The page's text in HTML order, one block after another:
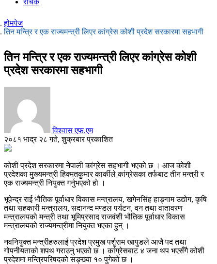
रोचक
होमपेज
तिन मन्त्रि र एक राज्यमन्त्री लिएर कांग्रेस कोशी प्रदेश सरकारमा सहभागी
तिन मन्त्रि र एक राज्यमन्त्री लिएर कांग्रेस कोशी
प्रदेश सरकारमा सहभागी
विश्वास एफ.एम
२०८१ भाद्र २८ गते, शुक्रबार प्रकाशित
कोशी प्रदेश सरकारमा नेपाली कांग्रेस सहभागी भएको छ । आज कोशी
प्रदेशका मुख्यमन्त्री हिक्मतकुमार कार्कीले कांग्रेसका तर्फबाट तीन मन्त्री र
एक राज्यमन्त्री नियुक्त गर्नुभएको हो ।
भूपेन्द्र राई भौतिक पूर्वाधार विकास मन्त्रालय, खगेनसिंह हाङ्गाम उद्योग, कृषि
तथा सहकारी मन्त्रालय, सदानन्द मण्डल पर्यटन, वन तथा वातावरण
मन्त्रालयको मन्त्री तथा भूमिप्रसाद राजवंशी भौतिक पूर्वाधार विकास
मन्त्रालयको राज्यमन्त्रीमा नियुक्त भएका हुन् ।
नवनियुक्त मन्त्रीहरुलाई प्रदेश प्रमुख पर्शुराम खापुङले आजै पद तथा
गोपनीयताको शपथ गराउनु भएको छ । कांग्रेसबाट ४ जना थप भएसँगै कोशी
प्रदेशमा मन्त्रिपरिषदको सङ्ख्या १० पुगेको छ ।